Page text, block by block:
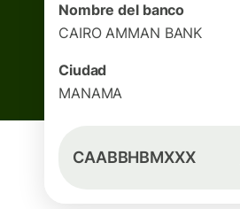
Nombre del banco
CAIRO AMMAN BANK
Ciudad
MANAMA
CAABBHBMXXX